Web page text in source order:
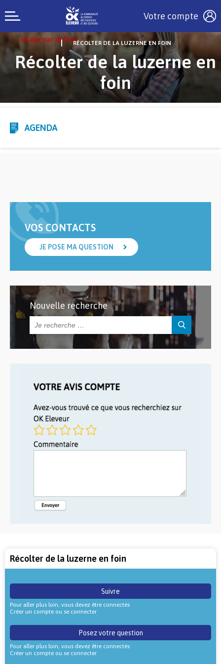
Votre compte
RÉCOLTER DE LA LUZERNE EN FOIN
Récolter de la luzerne en
foin
AGENDA
VOS CONTACTS
JE POSE MA QUESTION
Nouvelle recherche
Récolter de la luzerne en foin
Suivre
Pour aller plus loin, vous devez être connectés
Créer un compte ou se connecter
Posez votre question
Pour aller plus loin, vous devez être connectés
Créer un compte ou se connecter